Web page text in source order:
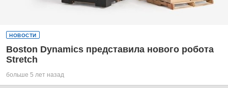
НОВОСТИ
Boston Dynamics представила нового робота
Stretch
больше 5 лет назад